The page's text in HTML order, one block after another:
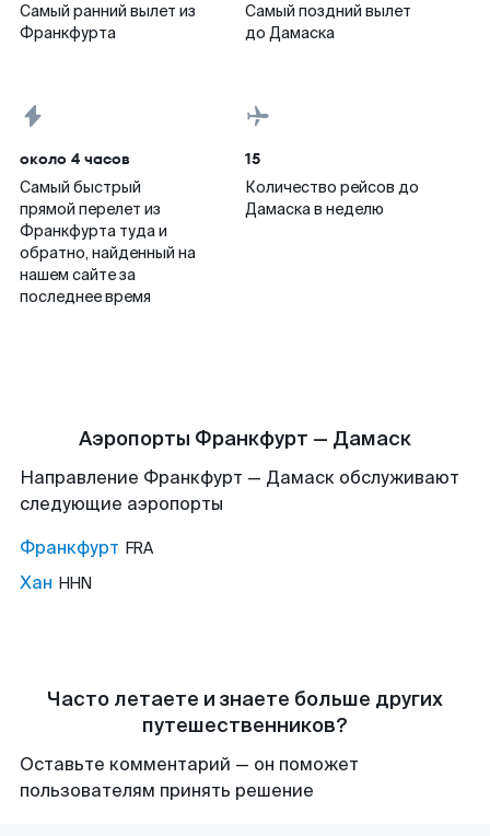
Самый ранний вылет из
Франкфурта
Самый поздний вылет
до Дамаска
около 4 часов
Самый быстрый
прямой перелет из
Франкфурта туда и
обратно, найденный на
нашем сайте за
последнее время
15
Количество рейсов до
Дамаска в неделю
Аэропорты Франкфурт — Дамаск
Направление Франкфурт — Дамаск обслуживают
следующие аэропорты
Франкфурт FRA
Хан HHN
Часто летаете и знаете больше других
путешественников?
Оставьте комментарий — он поможет
пользователям принять решение